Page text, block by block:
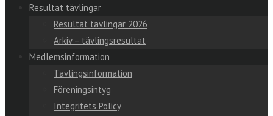
Resultat tävlingar
Resultat tävlingar 2026
Arkiv – tävlingsresultat
Medlemsinformation
Tävlingsinformation
Föreningsintyg
Integritets Policy